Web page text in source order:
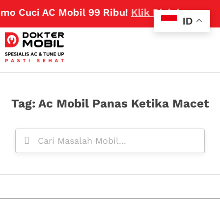
Cuci AC Mobil 99 Ribu!Klik Disini
Tag: Ac Mobil Panas Ketika Macet
ID